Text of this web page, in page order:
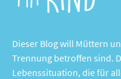
Dieser Blog will Müttern
Trennung betroffen sind.
Lebenssituation, die für